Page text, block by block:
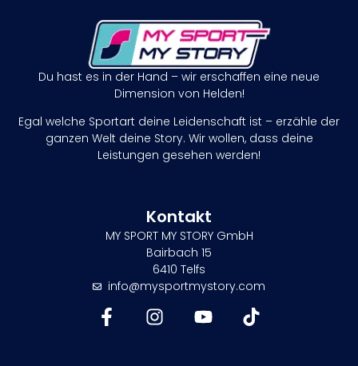
Du hast es in der Hand – wir erschaffen eine neue
Dimension von Helden!
Egal welche Sportart deine Leidenschaft ist – erzähle der
ganzen Welt deine Story. Wir wollen, dass deine
Leistungen gesehen werden!
Kontakt
MY SPORT MY STORY GmbH
Bairbach 15
6410 Telfs
info@mysportmystory.com